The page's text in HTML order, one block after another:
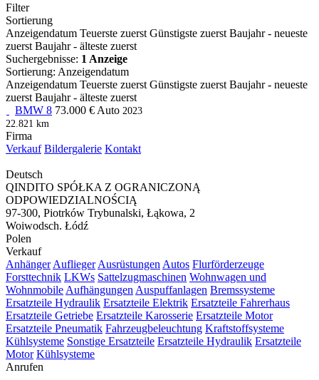
Filter
Sortierung
Anzeigendatum Teuerste zuerst Günstigste zuerst Baujahr - neueste
zuerst Baujahr - älteste zuerst
Suchergebnisse: 1 Anzeige
Sortierung: Anzeigendatum
Anzeigendatum Teuerste zuerst Günstigste zuerst Baujahr - neueste
zuerst Baujahr - älteste zuerst
BMW 8 73.000 € Auto 2023
22.821 km
Firma
Verkauf Bildergalerie Kontakt
Deutsch
QINDITO SPÓŁKA Z OGRANICZONĄ
ODPOWIEDZIALNOŚCIĄ
97-300, Piotrków Trybunalski, Łąkowa, 2
Woiwodsch. Łódź
Polen
Verkauf
Anhänger Auflieger Ausrüstungen Autos Flurförderzeuge
Forsttechnik LKWs Sattelzugmaschinen Wohnwagen und
Wohnmobile Aufhängungen Auspuffanlagen Bremssysteme
Ersatzteile Hydraulik Ersatzteile Elektrik Ersatzteile Fahrerhaus
Ersatzteile Getriebe Ersatzteile Karosserie Ersatzteile Motor
Ersatzteile Pneumatik Fahrzeugbeleuchtung Kraftstoffsysteme
Kühlsysteme Sonstige Ersatzteile Ersatzteile Hydraulik Ersatzteile
Motor Kühlsysteme
Anrufen